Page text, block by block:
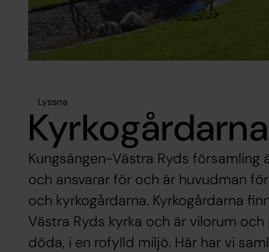
Lyssna
Kyrkogårdarna
Kungsängen-Västra Ryds församling
och ansvarar för och är huvudman
och kyrkogårdarna. Kyrkogårdarna
Västra Ryds kyrka och är vilorum
döda, i en rofylld miljö. Här har vi